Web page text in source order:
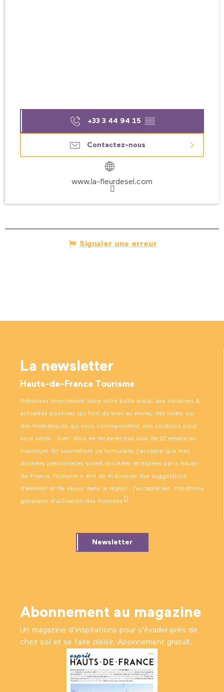
+33 3 44 94 15 ▒▒
Contactez-nous
www.la-fleurdesel.com
Signaler une erreur
La newsletter
Hauts-de-France Tourisme
Retrouvez directement dans votre boîte mails, des initiatives &
actualités positives qui font du bien au moral, des livrets sur
des thématiques qui vous correspondent, des solutions pour
vous sentir… bien. Vous ne recevrez pas plus de 12 emails/an
maximum. En soumettant ce formulaire, j’accepte que mes
données personnelles soient stockées et traitées par « Hauts-
de-France Tourisme » afin de m’envoyer des suggestions
d’évasion et de séjour dans la région ; j’accepte les conditions
générales d’utilisation des données .
Newsletter
Abonnement au magazine
Un magazine d’inspirations pour s'évader près de
chez soi et se faire plaisir. Abonnement gratuit.